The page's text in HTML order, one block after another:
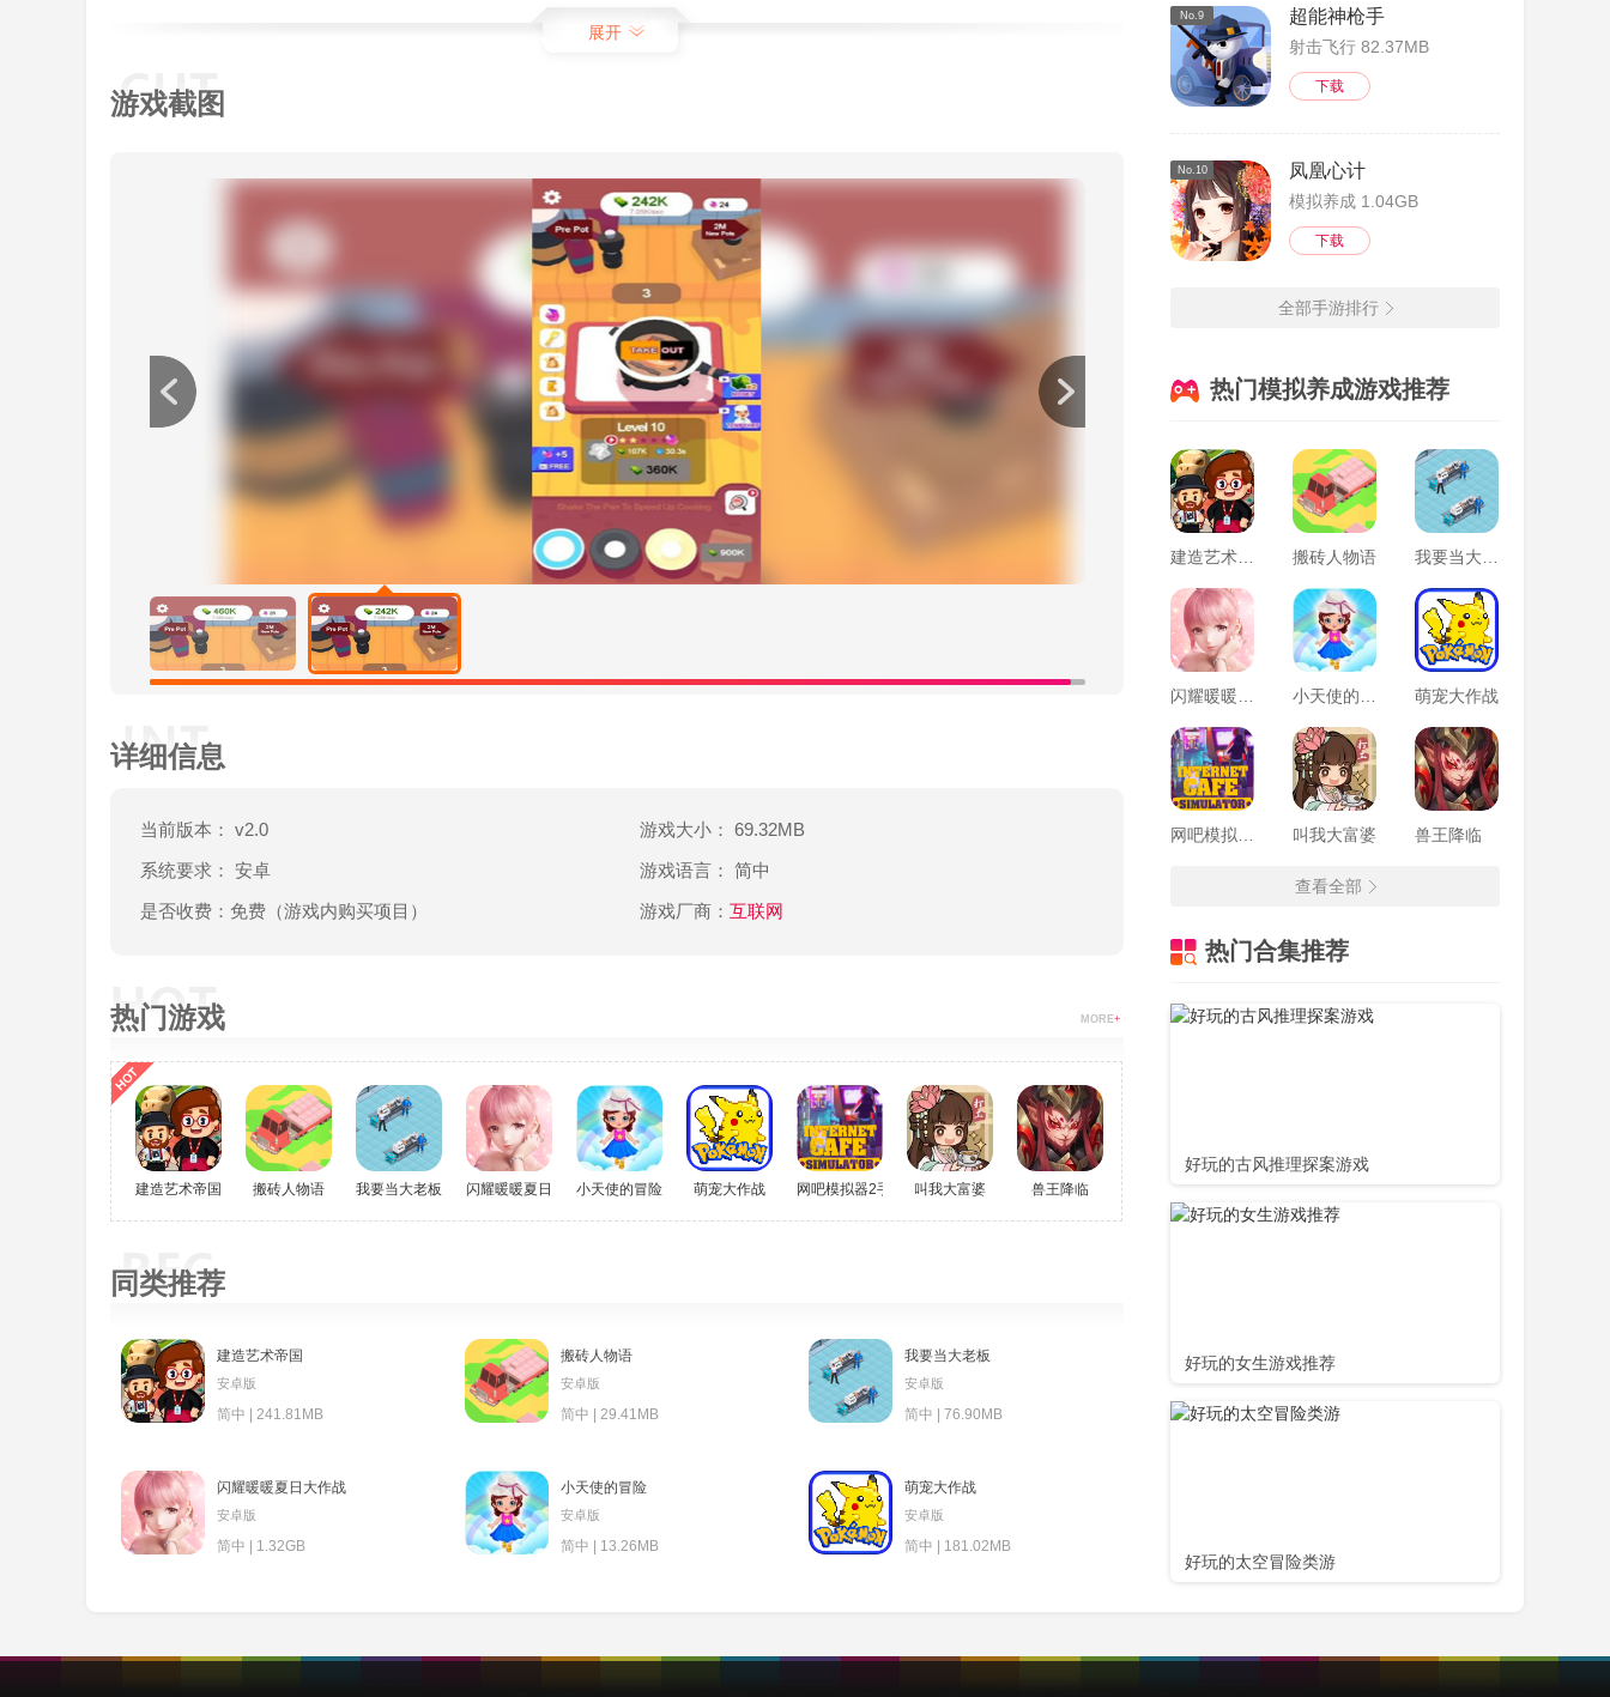
1。包含多种食材和食谱，每一种都有自己独特的烹饪方法和味道；
3、丰富的场景和装饰元素，可以根据自己的喜好打造个性化的餐厅。
从简单到难循序渐进的学习烹饪技巧。掌握火候，切出大小合适的食材，放上合适的食材和调味品，做出各种美味，
这样你就能成为最聪明的厨师，发挥你的创造力，努力创造出属于你自己的独特菜肴。
游戏体验
展开
游戏截图
详细信息
当前版本： v2.0
游戏大小： 69.32MB
系统要求： 安卓
游戏语言： 简中
是否收费：免费（游戏内购买项目）
游戏厂商： 互联网
热门游戏 MORE+
建造艺术帝国 搬砖人物语 我要当大老板 闪耀暖暖夏日大作战小天使的冒险 萌宠大作战 网吧模拟器2手机版叫我大富婆 兽王降临
同类推荐
建造艺术帝国
安卓版
简中 | 241.81MB
搬砖人物语
安卓版
简中 | 29.41MB
我要当大老板
安卓版
简中 | 76.90MB
闪耀暖暖夏日大作战
安卓版
简中 | 1.32GB
小天使的冒险
安卓版
简中 | 13.26MB
萌宠大作战
安卓版
简中 | 181.02MB
No.9 超能神枪手
射击飞行 82.37MB
下载
No.10 凤凰心计
模拟养成 1.04GB
下载
全部手游排行
热门模拟养成游戏推荐
搬砖人物语
萌宠大作战
叫我大富婆 兽王降临
查看全部
热门合集推荐
好玩的古风推理探案游戏
好玩的女生游戏推荐
好玩的太空冒险类游